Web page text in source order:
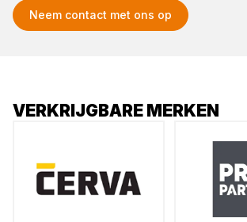
Neem contact met ons op
VERKRIJGBARE MERKEN